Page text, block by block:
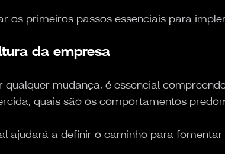
os primeiros passos essenciais para
da empresa
qualquer mudança, é essencial
quais são os comportamentos
ajudará a definir o caminho para